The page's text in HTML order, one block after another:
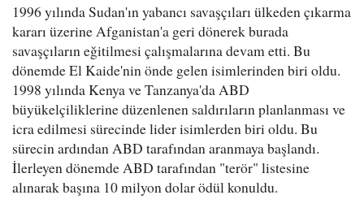
1996 yılında Sudan'ın yabancı savaşçıları ülkeden çıkarma
kararı üzerine Afganistan'a geri dönerek burada
savaşçıların eğitilmesi çalışmalarına devam etti. Bu
dönemde El Kaide'nin önde gelen isimlerinden biri oldu.
1998 yılında Kenya ve Tanzanya'da ABD
büyükelçiliklerine düzenlenen saldırıların planlanması ve
icra edilmesi sürecinde lider isimlerden biri oldu. Bu
sürecin ardından ABD tarafından aranmaya başlandı.
İlerleyen dönemde ABD tarafından "terör" listesine
alınarak başına 10 milyon dolar ödül konuldu.